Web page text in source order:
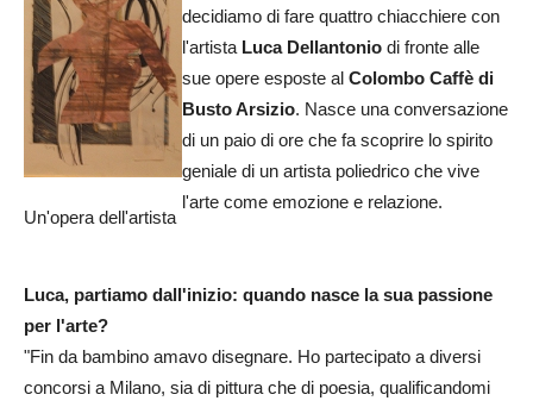
Un'opera dell'artista
decidiamo di fare quattro chiacchiere con
l'artista Luca Dellantonio di fronte alle
sue opere esposte al Colombo Caffè di
Busto Arsizio. Nasce una conversazione
di un paio di ore che fa scoprire lo spirito
geniale di un artista poliedrico che vive
l'arte come emozione e relazione.
Luca, partiamo dall'inizio: quando nasce la sua passione
per l'arte?
"Fin da bambino amavo disegnare. Ho partecipato a diversi
concorsi a Milano, sia di pittura che di poesia, qualificandomi